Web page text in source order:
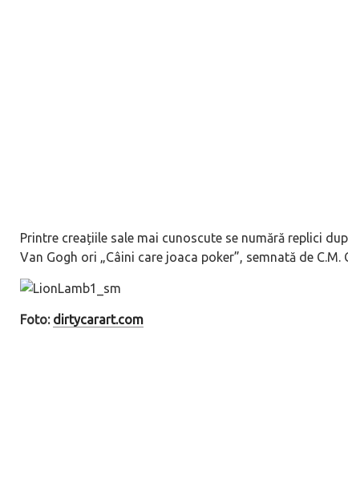
Printre creațiile sale mai cunoscute se numără replici
Van Gogh ori „Câini care joaca poker”, semnată de C.M.
Foto: dirtycarart.com
Dacă viața e „heavy duty”, măcar să-i ai alături pe cei